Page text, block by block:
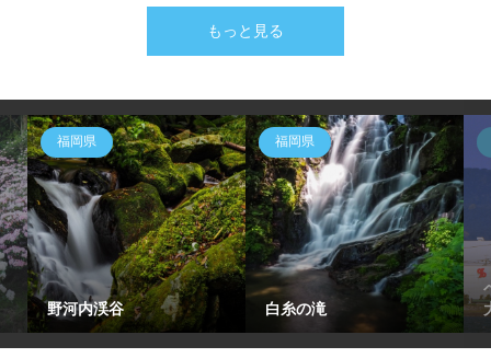
もっと見る
福岡県
野河内渓谷
福岡県
白糸の滝